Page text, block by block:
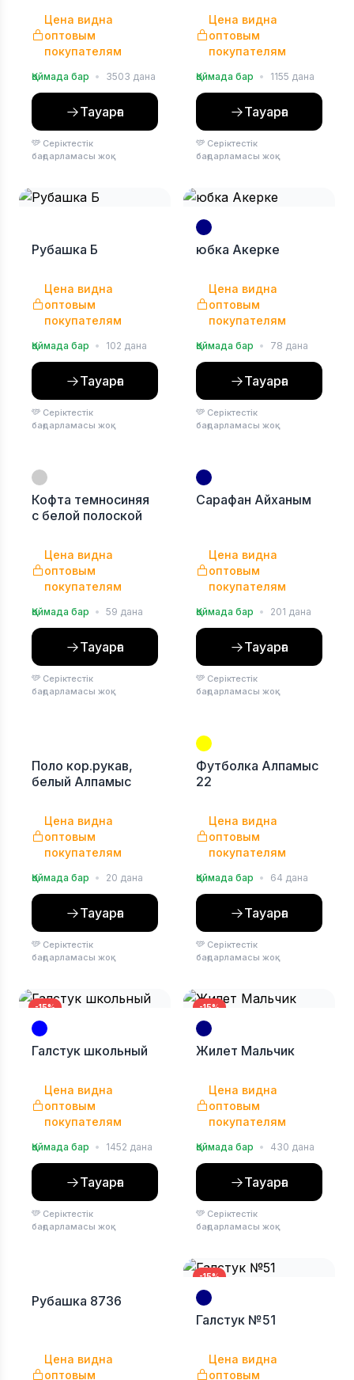
Цена видна
оптовым
покупателям
Қоймада бар • 3503 дана
Тауарға
Серіктестік
бағдарламасы жоқ
Цена видна
оптовым
покупателям
Қоймада бар • 1155 дана
Тауарға
Серіктестік
бағдарламасы жоқ
Рубашка Б
Цена видна
оптовым
покупателям
Қоймада бар • 102 дана
Тауарға
Серіктестік
бағдарламасы жоқ
юбка Акерке
Цена видна
оптовым
покупателям
Қоймада бар • 78 дана
Тауарға
Серіктестік
бағдарламасы жоқ
Кофта темносиняя
с белой полоской
Цена видна
оптовым
покупателям
Қоймада бар • 59 дана
Тауарға
Серіктестік
бағдарламасы жоқ
Сарафан Айханым
Цена видна
оптовым
покупателям
Қоймада бар • 201 дана
Тауарға
Серіктестік
бағдарламасы жоқ
Поло кор.рукав,
белый Алпамыс
Цена видна
оптовым
покупателям
Қоймада бар • 20 дана
Тауарға
Серіктестік
бағдарламасы жоқ
Футболка Алпамыс
22
Цена видна
оптовым
покупателям
Қоймада бар • 64 дана
Тауарға
Серіктестік
бағдарламасы жоқ
-15%
Галстук школьный
Цена видна
оптовым
покупателям
Қоймада бар • 1452 дана
Тауарға
Серіктестік
бағдарламасы жоқ
-15%
Жилет Мальчик
Цена видна
оптовым
покупателям
Қоймада бар • 430 дана
Тауарға
Серіктестік
бағдарламасы жоқ
Рубашка 8736
Цена видна
оптовым
-15%
Галстук №51
Цена видна
оптовым